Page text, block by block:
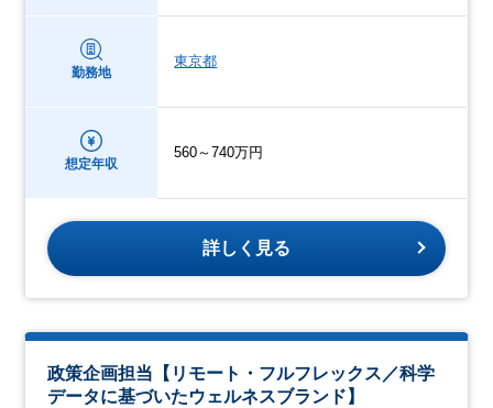
勤務地
東京都
想定年収
560～740万円
詳しく見る
政策企画担当【リモート・フルフレックス／科学
データに基づいたウェルネスブランド】